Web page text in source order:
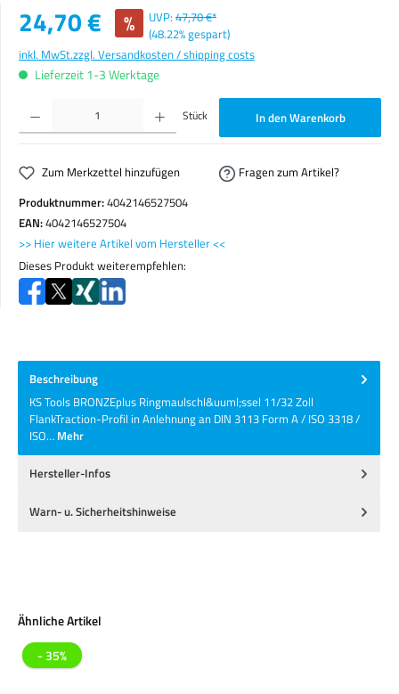
Verkaufspreis:
24,70 € % UVP: 47,70 €*
(48.22% gespart)
inkl. MwSt.zzgl. Versandkosten / shipping costs
Lieferzeit 1-3 Werktage
Produkt Anzahl: Gib den gewünschten Wert ein oder benutze die Schaltflächen um die Anzahl zu
Stück In den Warenkorb
Zum Merkzettel hinzufügen
Fragen zum Artikel?
Produktnummer:4042146527504
EAN:4042146527504
>> Hier weitere Artikel vom Hersteller <<
Dieses Produkt weiterempfehlen:
Beschreibung
KS Tools BRONZEplus Ringmaulschl&uuml;ssel 11/32 Zoll
FlankTraction-Profil in Anlehnung an DIN 3113 Form A / ISO 3318 /
ISO… Mehr
Hersteller-Infos
Warn- u. Sicherheitshinweise
Produktgalerie überspringen
Ähnliche Artikel
- 35%